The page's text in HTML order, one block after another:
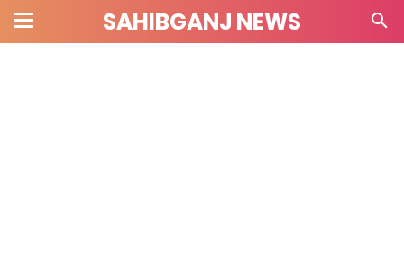
SAHIBGANJ NEWS